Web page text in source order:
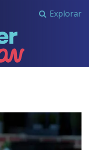
Explorar